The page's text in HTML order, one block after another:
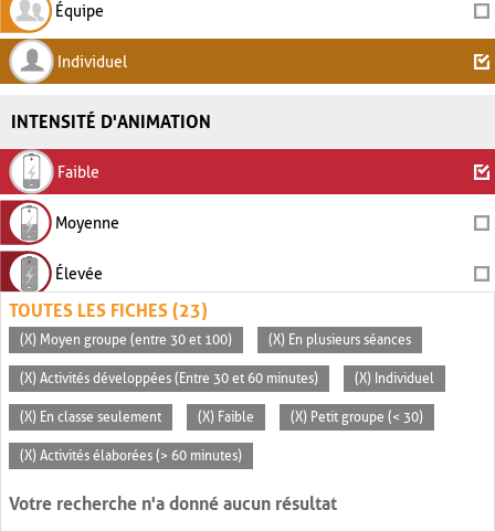
Équipe
Individuel
INTENSITÉ D'ANIMATION
Faible
Moyenne
Élevée
TOUTES LES FICHES (23)
(X) Moyen groupe (entre 30 et 100) (X) En plusieurs séances
(X) Activités développées (Entre 30 et 60 minutes) (X) Individuel
(X) En classe seulement (X) Faible (X) Petit groupe (< 30)
(X) Activités élaborées (> 60 minutes)
Votre recherche n'a donné aucun résultat